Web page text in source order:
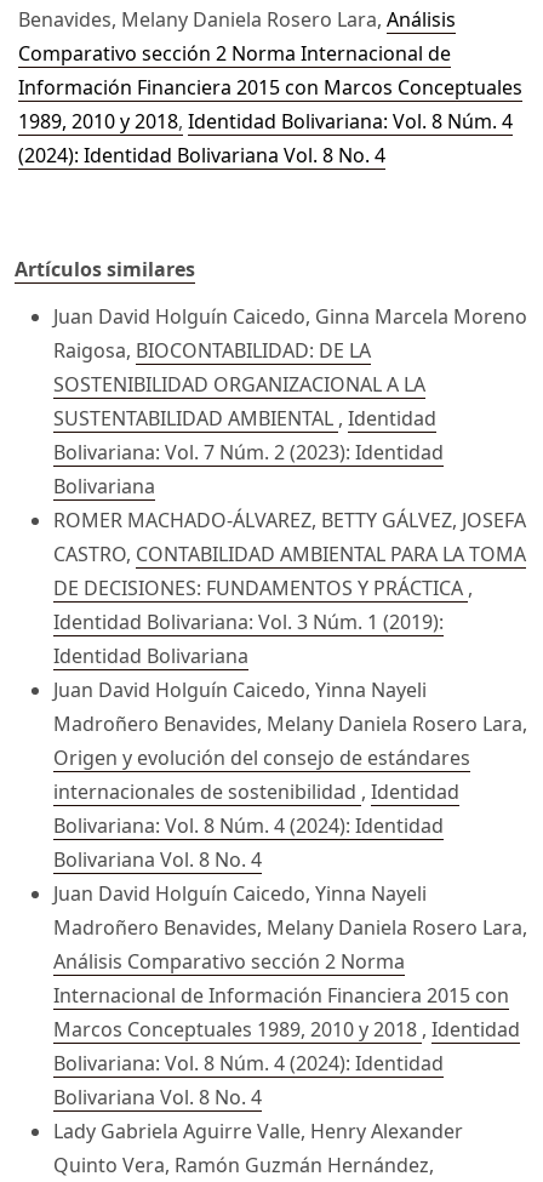
Benavides, Melany Daniela Rosero Lara, Análisis
Comparativo sección 2 Norma Internacional de
Información Financiera 2015 con Marcos Conceptuales
1989, 2010 y 2018, Identidad Bolivariana: Vol. 8 Núm. 4
(2024): Identidad Bolivariana Vol. 8 No. 4
Artículos similares
Juan David Holguín Caicedo, Ginna Marcela Moreno
Raigosa, BIOCONTABILIDAD: DE LA
SOSTENIBILIDAD ORGANIZACIONAL A LA
SUSTENTABILIDAD AMBIENTAL , Identidad
Bolivariana: Vol. 7 Núm. 2 (2023): Identidad
Bolivariana
ROMER MACHADO-ÁLVAREZ, BETTY GÁLVEZ, JOSEFA
CASTRO, CONTABILIDAD AMBIENTAL PARA LA TOMA
DE DECISIONES: FUNDAMENTOS Y PRÁCTICA ,
Identidad Bolivariana: Vol. 3 Núm. 1 (2019):
Identidad Bolivariana
Juan David Holguín Caicedo, Yinna Nayeli
Madroñero Benavides, Melany Daniela Rosero Lara,
Origen y evolución del consejo de estándares
internacionales de sostenibilidad , Identidad
Bolivariana: Vol. 8 Núm. 4 (2024): Identidad
Bolivariana Vol. 8 No. 4
Juan David Holguín Caicedo, Yinna Nayeli
Madroñero Benavides, Melany Daniela Rosero Lara,
Análisis Comparativo sección 2 Norma
Internacional de Información Financiera 2015 con
Marcos Conceptuales 1989, 2010 y 2018 , Identidad
Bolivariana: Vol. 8 Núm. 4 (2024): Identidad
Bolivariana Vol. 8 No. 4
Lady Gabriela Aguirre Valle, Henry Alexander
Quinto Vera, Ramón Guzmán Hernández,